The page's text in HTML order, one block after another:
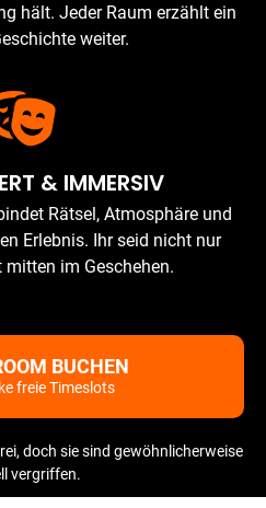
hält. Jeder Raum erzählt ein
weiter.
& IMMERSIV
Rätsel, Atmosphäre und
Erlebnis. Ihr seid nicht nur
im Geschehen.
BUCHEN
freie Timeslots
doch sie sind gewöhnlicherweise
vergriffen.